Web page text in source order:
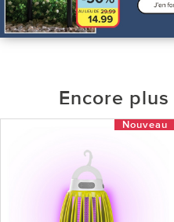
Encore
Nouveau